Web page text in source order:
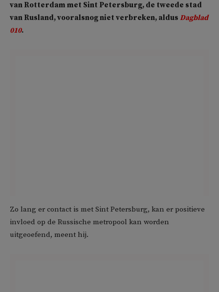
van Rotterdam met Sint Petersburg, de tweede stad
van Rusland, vooralsnog niet verbreken, aldus Dagblad
010.
Zo lang er contact is met Sint Petersburg, kan er positieve
invloed op de Russische metropool kan worden
uitgeoefend, meent hij.